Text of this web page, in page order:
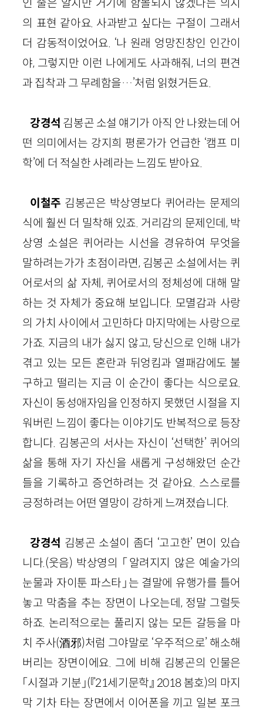
인 줄은 알지만 거기에 함몰되지 않겠다는 의지
의 표현 같아요. 사과받고 싶다는 구절이 그래서
더 감동적이었어요. ‘나 원래 엉망진창인 인간이
야, 그렇지만 이런 나에게도 사과해줘, 너의 편견
과 집착과 그 무례함을…’처럼 읽혔거든요.
강경석 김봉곤 소설 얘기가 아직 안 나왔는데 어
떤 의미에서는 강지희 평론가가 언급한 ‘캠프 미
학’에 더 적실한 사례라는 느낌도 받아요.
이철주 김봉곤은 박상영보다 퀴어라는 문제의
식에 훨씬 더 밀착해 있죠. 거리감의 문제인데, 박
상영 소설은 퀴어라는 시선을 경유하여 무엇을
말하려는가가 초점이라면, 김봉곤 소설에서는 퀴
어로서의 삶 자체, 퀴어로서의 정체성에 대해 말
하는 것 자체가 중요해 보입니다. 모멸감과 사랑
의 가치 사이에서 고민하다 마지막에는 사랑으로
가죠. 지금의 내가 싫지 않고, 당신으로 인해 내가
겪고 있는 모든 혼란과 뒤엉킴과 열패감에도 불
구하고 떨리는 지금 이 순간이 좋다는 식으로요.
자신이 동성애자임을 인정하지 못했던 시절을 지
워버린 느낌이 좋다는 이야기도 반복적으로 등장
합니다. 김봉곤의 서사는 자신이 ‘선택한’ 퀴어의
삶을 통해 자기 자신을 새롭게 구성해왔던 순간
들을 기록하고 증언하려는 것 같아요. 스스로를
긍정하려는 어떤 열망이 강하게 느껴졌습니다.
강경석 김봉곤 소설이 좀더 ‘고고한’ 면이 있습
니다.(웃음) 박상영의 「알려지지 않은 예술가의
눈물과 자이툰 파스타」는 결말에 유행가를 틀어
놓고 막춤을 추는 장면이 나오는데, 정말 그럴듯
하죠. 논리적으로는 풀리지 않는 모든 갈등을 마
치 주사(酒邪)처럼 그야말로 ‘우주적으로’ 해소해
버리는 장면이에요. 그에 비해 김봉곤의 인물은
「시절과 기분」(『21세기문학』 2018 봄호)의 마지
막 기차 타는 장면에서 이어폰을 끼고 일본 포크